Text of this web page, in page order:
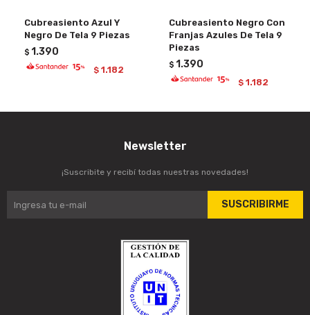
Cubreasiento Azul Y
Negro De Tela 9 Piezas
$ 1.390
$ 1.182
Cubreasiento Negro Con
Franjas Azules De Tela 9
Piezas
$ 1.390
$ 1.182
Newsletter
¡Suscribite y recibí todas nuestras novedades!
SUSCRIBIRME